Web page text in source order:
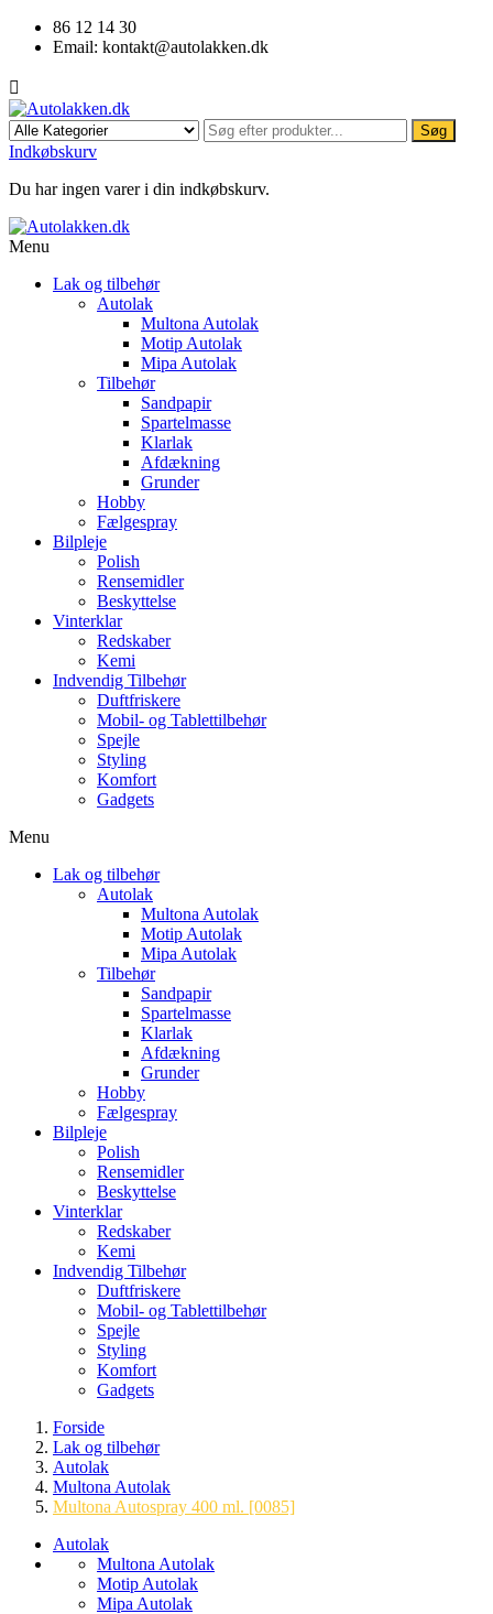
86 12 14 30
Email: kontakt@autolakken.dk

Søg
Indkøbskurv
Du har ingen varer i din indkøbskurv.
Menu
Lak og tilbehør
Autolak
Multona Autolak
Motip Autolak
Mipa Autolak
Tilbehør
Sandpapir
Spartelmasse
Klarlak
Afdækning
Grunder
Hobby
Fælgespray
Bilpleje
Polish
Rensemidler
Beskyttelse
Vinterklar
Redskaber
Kemi
Indvendig Tilbehør
Duftfriskere
Mobil- og Tablettilbehør
Spejle
Styling
Komfort
Gadgets
Menu
Lak og tilbehør
Autolak
Multona Autolak
Motip Autolak
Mipa Autolak
Tilbehør
Sandpapir
Spartelmasse
Klarlak
Afdækning
Grunder
Hobby
Fælgespray
Bilpleje
Polish
Rensemidler
Beskyttelse
Vinterklar
Redskaber
Kemi
Indvendig Tilbehør
Duftfriskere
Mobil- og Tablettilbehør
Spejle
Styling
Komfort
Gadgets
Forside
Lak og tilbehør
Autolak
Multona Autolak
Multona Autospray 400 ml. [0085]
Autolak
Multona Autolak
Motip Autolak
Mipa Autolak